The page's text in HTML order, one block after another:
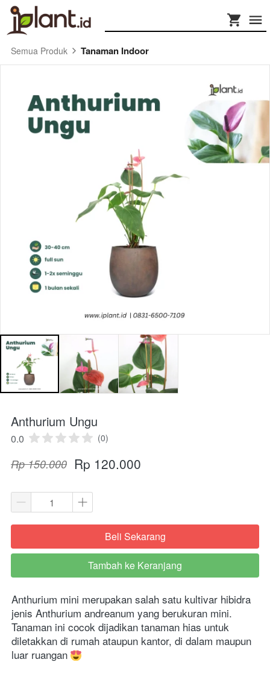
Semua Produk Tanaman Indoor
Anthurium Ungu
0.0 (0)
Rp 150.000 Rp 120.000
`Beli Sekarang
`
Tambah ke Keranjang
Anthurium mini merupakan salah satu kultivar hibidra
jenis Anthurium andreanum yang berukuran mini.
Tanaman ini cocok dijadikan tanaman hias untuk
diletakkan di rumah ataupun kantor, di dalam maupun
luar ruangan